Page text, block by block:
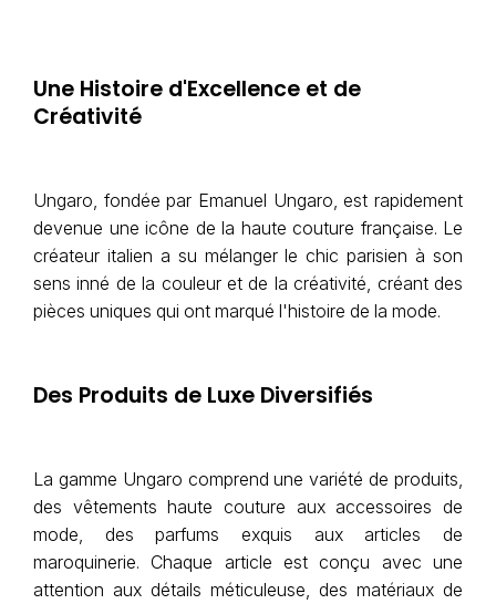
Une Histoire d'Excellence et de
Créativité
Ungaro, fondée par Emanuel Ungaro, est rapidement
devenue une icône de la haute couture française. Le
créateur italien a su mélanger le chic parisien à son
sens inné de la couleur et de la créativité, créant des
pièces uniques qui ont marqué l'histoire de la mode.
Des Produits de Luxe Diversifiés
La gamme Ungaro comprend une variété de produits,
des vêtements haute couture aux accessoires de
mode, des parfums exquis aux articles de
maroquinerie. Chaque article est conçu avec une
attention aux détails méticuleuse, des matériaux de